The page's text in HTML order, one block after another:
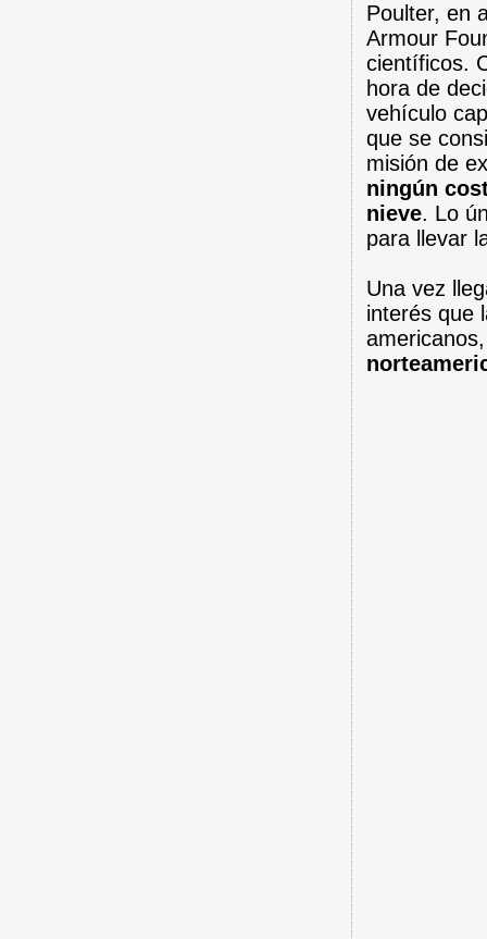
Poulter, en
Armour
científicos.
hora de
vehículo
que se
misión de
ningún
nieve. Lo
para llevar
Una vez
interés que